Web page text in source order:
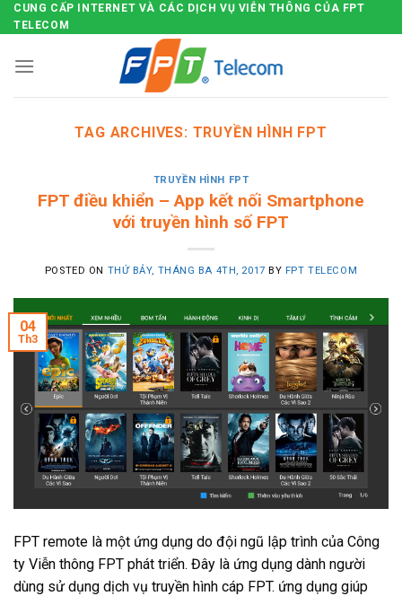
Skip
to
content
CUNG CẤP INTERNET VÀ CÁC DỊCH VỤ VIỄN THÔNG CỦA FPT
TELECOM
TAG ARCHIVES: TRUYỀN HÌNH FPT
TRUYỀN HÌNH FPT
FPT điều khiển – App kết nối Smartphone
với truyền hình số FPT
POSTED ON THỨ BẢY, THÁNG BA 4TH, 2017 BY FPT TELECOM
04
Th3
FPT remote là một ứng dụng do đội ngũ lập trình của Công
ty Viễn thông FPT phát triển. Đây là ứng dụng dành người
dùng sử dụng dịch vụ truyền hình cáp FPT. ứng dụng giúp